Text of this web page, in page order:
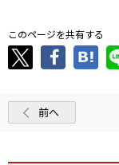
このページを共有する
前へ